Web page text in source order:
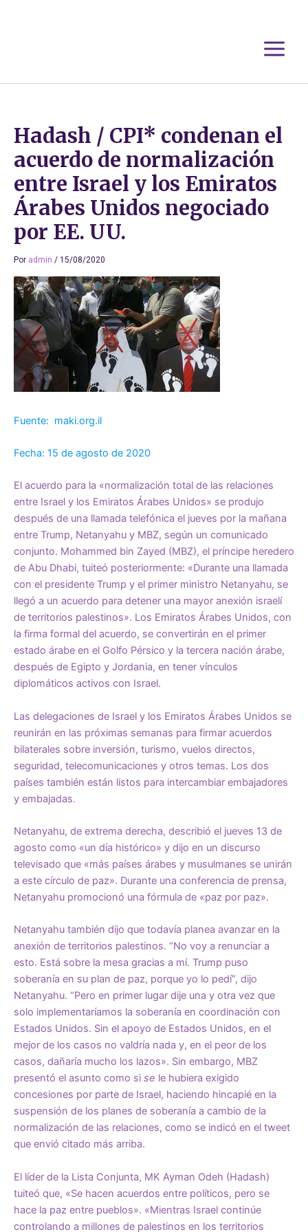
Hadash / CPI* condenan el
acuerdo de normalización
entre Israel y los Emiratos
Árabes Unidos negociado
por EE. UU.
Por admin / 15/08/2020
Fuente: maki.org.il
Fecha: 15 de agosto de 2020
El acuerdo para la «normalización total de las relaciones
entre Israel y los Emiratos Árabes Unidos» se produjo
después de una llamada telefónica el jueves por la mañana
entre Trump, Netanyahu y MBZ, según un comunicado
conjunto. Mohammed bin Zayed (MBZ), el príncipe heredero
de Abu Dhabi, tuiteó posteriormente: «Durante una llamada
con el presidente Trump y el primer ministro Netanyahu, se
llegó a un acuerdo para detener una mayor anexión israelí
de territorios palestinos». Los Emiratos Árabes Unidos, con
la firma formal del acuerdo, se convertirán en el primer
estado árabe en el Golfo Pérsico y la tercera nación árabe,
después de Egipto y Jordania, en tener vínculos
diplomáticos activos con Israel.
Las delegaciones de Israel y los Emiratos Árabes Unidos se
reunirán en las próximas semanas para firmar acuerdos
bilaterales sobre inversión, turismo, vuelos directos,
seguridad, telecomunicaciones y otros temas. Los dos
países también están listos para intercambiar embajadores
y embajadas.
Netanyahu, de extrema derecha, describió el jueves 13 de
agosto como «un día histórico» y dijo en un discurso
televisado que «más países árabes y musulmanes se unirán
a este círculo de paz». Durante una conferencia de prensa,
Netanyahu promocionó una fórmula de «paz por paz».
Netanyahu también dijo que todavía planea avanzar en la
anexión de territorios palestinos. “No voy a renunciar a
esto. Está sobre la mesa gracias a mí. Trump puso
soberanía en su plan de paz, porque yo lo pedí”, dijo
Netanyahu. “Pero en primer lugar dije una y otra vez que
solo implementaríamos la soberanía en coordinación con
Estados Unidos. Sin el apoyo de Estados Unidos, en el
mejor de los casos no valdría nada y, en el peor de los
casos, dañaría mucho los lazos». Sin embargo, MBZ
presentó el asunto como si se le hubiera exigido
concesiones por parte de Israel, haciendo hincapié en la
suspensión de los planes de soberanía a cambio de la
normalización de las relaciones, como se indicó en el tweet
que envió citado más arriba.
El líder de la Lista Conjunta, MK Ayman Odeh (Hadash)
tuiteó que, «Se hacen acuerdos entre políticos, pero se
hace la paz entre pueblos». «Mientras Israel continúe
controlando a millones de palestinos en los territorios